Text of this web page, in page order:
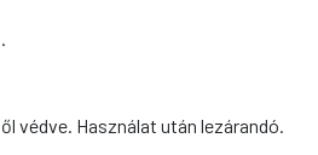
védve. Használat után lezárandó.